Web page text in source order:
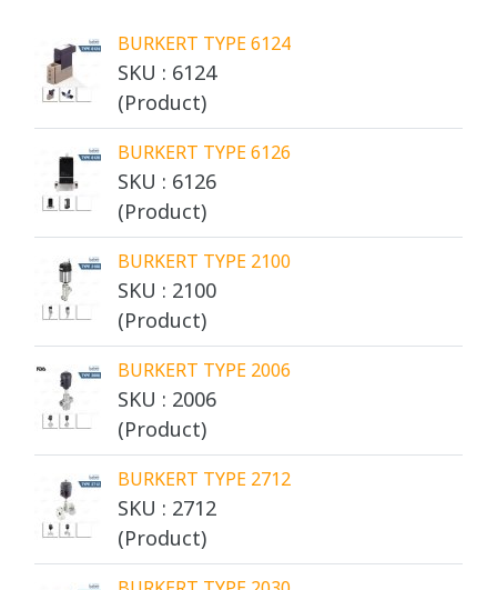
BURKERT TYPE 6124
SKU : 6124
(Product)
BURKERT TYPE 6126
SKU : 6126
(Product)
BURKERT TYPE 2100
SKU : 2100
(Product)
BURKERT TYPE 2006
SKU : 2006
(Product)
BURKERT TYPE 2712
SKU : 2712
(Product)